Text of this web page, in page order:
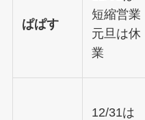
ぱぱす
短縮営業
元旦は休
業
12/31は